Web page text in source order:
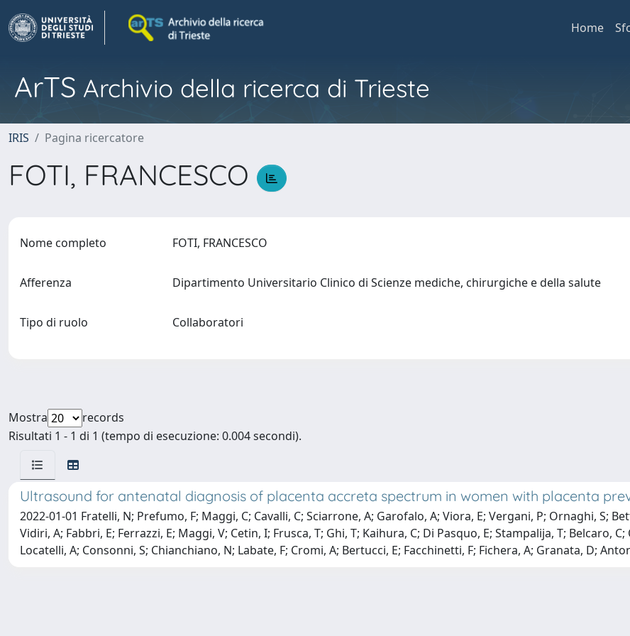
Home
ArTS Archivio della ricerca di Trieste
IRIS Pagina ricercatore
FOTI, FRANCESCO
Nome completo FOTI, FRANCESCO
Afferenza Dipartimento Universitario Clinico di Scienze mediche, chirurgiche e della salute
Tipo di ruolo Collaboratori
Mostra
records
Risultati 1 - 1 di 1 (tempo di esecuzione: 0.004 secondi).
Ultrasound for antenatal diagnosis of placenta accreta spectrum in women with placenta
2022-01-01 Fratelli, N; Prefumo, F; Maggi, C; Cavalli, C; Sciarrone, A; Garofalo, A; Viora, E; Vergani, P; Ornaghi, S;
Vidiri, A; Fabbri, E; Ferrazzi, E; Maggi, V; Cetin, I; Frusca, T; Ghi, T; Kaihura, C; Di Pasquo, E; Stampalija, T; Belcaro,
Locatelli, A; Consonni, S; Chianchiano, N; Labate, F; Cromi, A; Bertucci, E; Facchinetti, F; Fichera, A; Granata, D;